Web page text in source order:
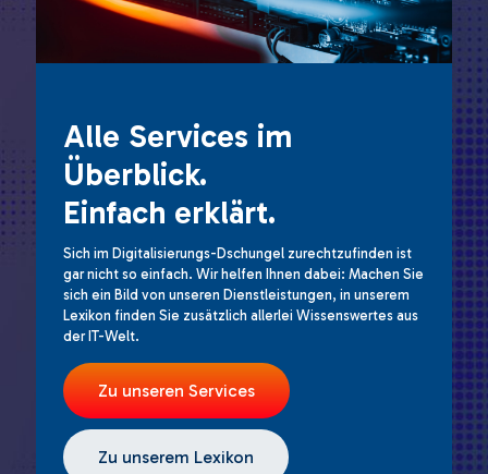
Alle Services im
Überblick.
Einfach erklärt.
Sich im Digitalisierungs-Dschungel zurechtzufinden ist
gar nicht so einfach. Wir helfen Ihnen dabei: Machen Sie
sich ein Bild von unseren Dienstleistungen, in unserem
Lexikon finden Sie zusätzlich allerlei Wissenswertes aus
der IT-Welt.
Zu unseren Services
Zu unserem Lexikon